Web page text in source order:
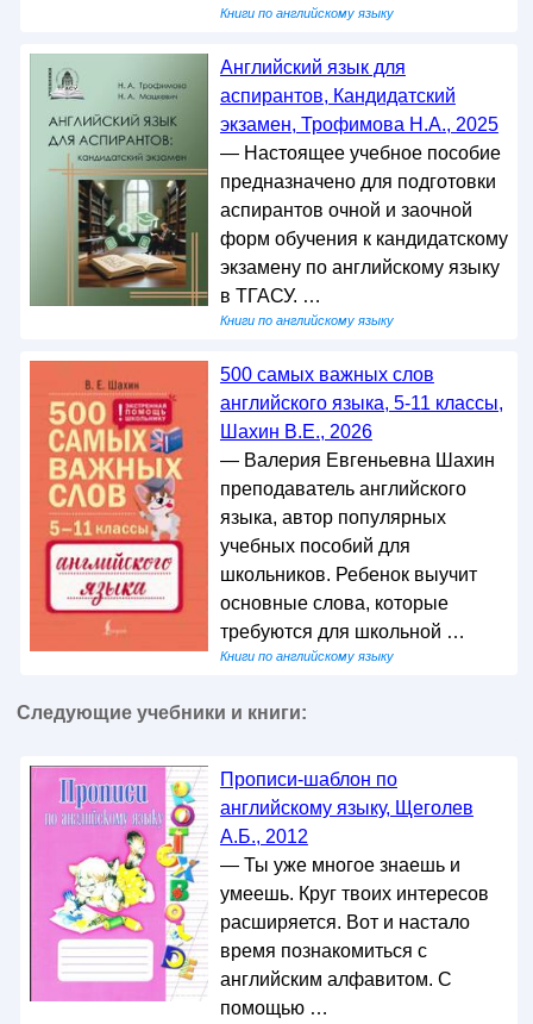
Книги по английскому языку
Английский язык для
аспирантов, Кандидатский
экзамен, Трофимова Н.А., 2025
— Настоящее учебное пособие
предназначено для подготовки
аспирантов очной и заочной
форм обучения к кандидатскому
экзамену по английскому языку
в ТГАСУ. …
Книги по английскому языку
500 самых важных слов
английского языка, 5-11 классы,
Шахин В.Е., 2026
— Валерия Евгеньевна Шахин
преподаватель английского
языка, автор популярных
учебных пособий для
школьников. Ребенок выучит
основные слова, которые
требуются для школьной …
Книги по английскому языку
Следующие учебники и книги:
Прописи-шаблон по
английскому языку, Щеголев
А.Б., 2012
— Ты уже многое знаешь и
умеешь. Круг твоих интересов
расширяется. Вот и настало
время познакомиться с
английским алфавитом. С
помощью …